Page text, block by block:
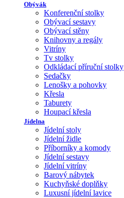
Obývák
Konferenční stolky
Obývací sestavy
Obývací stěny
Knihovny a regály
Vitríny
Tv stolky
Odkládací příruční stolky
Sedačky
Lenošky a pohovky
Křesla
Taburety
Houpací křesla
Jídelna
Jídelní stoly
Jídelní židle
Příborníky a komody
Jídelní sestavy
Jídelní vitríny
Barový nábytek
Kuchyňské doplňky
Luxusní jídelní lavice